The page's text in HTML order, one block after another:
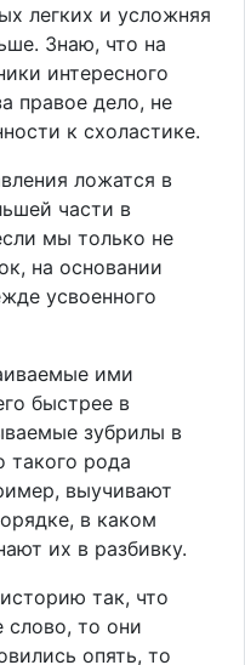
легких и усложняя
Знаю, что на
интересного
правое дело, не
к схоластике.
ложатся в
части в
мы только не
на основании
усвоенного
ими
быстрее в
зубрилы в
такого рода
выучивают
в каком
их в разбивку.
так, что
то они
опять, то